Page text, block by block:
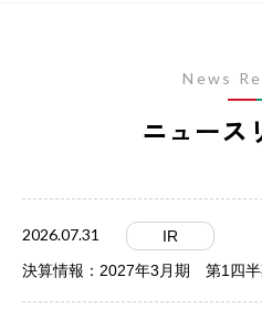
ニュース
News
2026.07.31
IR
決算情報：2027年3月期 第1四